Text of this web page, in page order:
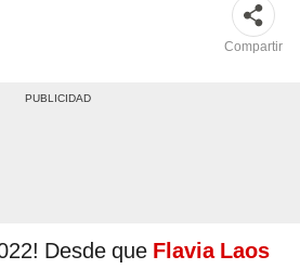
Compartir
Desde que Flavia Laos